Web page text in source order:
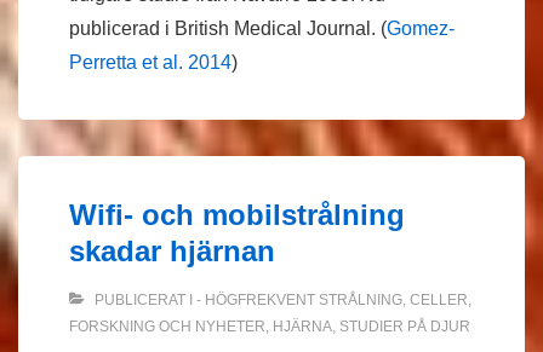
publicerad i British Medical Journal. (Gomez-
Perretta et al. 2014)
Wifi- och mobilstrålning
skadar hjärnan
PUBLICERAT I - HÖGFREKVENT STRÅLNING, CELLER
FORSKNING OCH NYHETER HJÄRNA, STUDIER PÅ DJUR